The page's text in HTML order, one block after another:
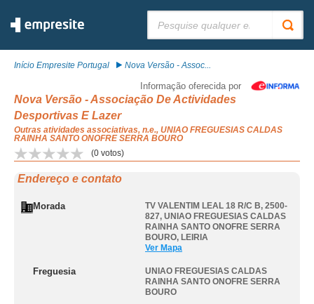
Início Empresite Portugal Nova Versão - Assoc...
Informação oferecida por
Nova Versão - Associação De Actividades
Desportivas E Lazer
Outras atividades associativas, n.e., UNIAO FREGUESIAS CALDAS
RAINHA SANTO ONOFRE SERRA BOURO
(0 votos)
Endereço e contato
Morada
TV VALENTIM LEAL 18 R/C B, 2500-
827, UNIAO FREGUESIAS CALDAS
RAINHA SANTO ONOFRE SERRA
BOURO, LEIRIA
Ver Mapa
Freguesia
UNIAO FREGUESIAS CALDAS
RAINHA SANTO ONOFRE SERRA
BOURO